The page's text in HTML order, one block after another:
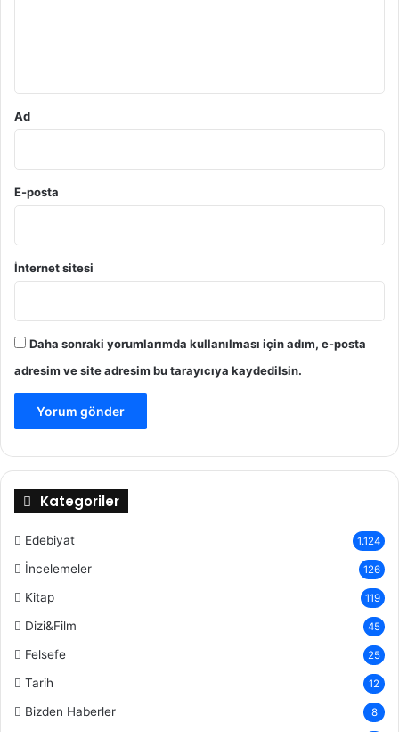
Ad
E-posta
İnternet sitesi
Daha sonraki yorumlarımda kullanılması için adım, e-posta
adresim ve site adresim bu tarayıcıya kaydedilsin.
Kategoriler
Edebiyat 1.124
İncelemeler 126
Kitap 119
Dizi&Film 45
Felsefe 25
Tarih 12
Bizden Haberler 8